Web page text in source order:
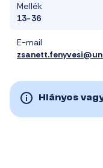
Mellék
13-36
E-mail
Hiányos